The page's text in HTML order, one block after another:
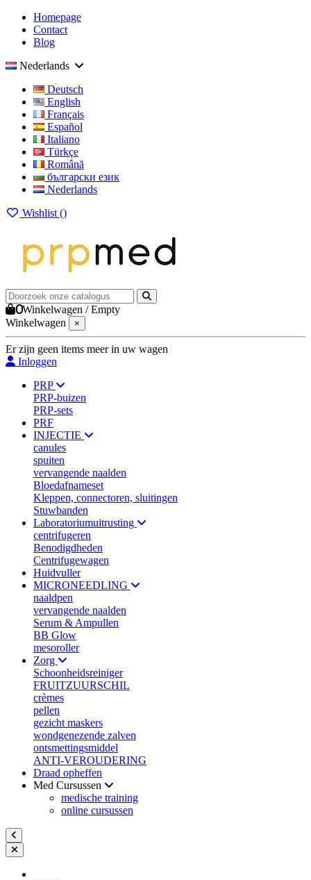
Homepage
Contact
Blog
Nederlands
Deutsch
English
Français
Español
Italiano
Türkçe
Română
български език
Nederlands
Wishlist ()
0Winkelwagen /Empty
Winkelwagen
×
Er zijn geen items meer in uw wagen
Inloggen
PRP
PRP-buizen
PRP-sets
PRF
INJECTIE
canules
spuiten
vervangende naalden
Bloedafnameset
Kleppen, connectoren, sluitingen
Stuwbanden
Laboratoriumuitrusting
centrifugeren
Benodigdheden
Centrifugewagen
Huidvuller
MICRONEEDLING
naaldpen
vervangende naalden
Serum & Ampullen
BB Glow
mesoroller
Zorg
Schoonheidsreiniger
FRUITZUURSCHIL
crèmes
pellen
gezicht maskers
wondgenezende zalven
ontsmettingsmiddel
ANTI-VEROUDERING
Draad opheffen
Med Cursussen
medische training
online cursussen